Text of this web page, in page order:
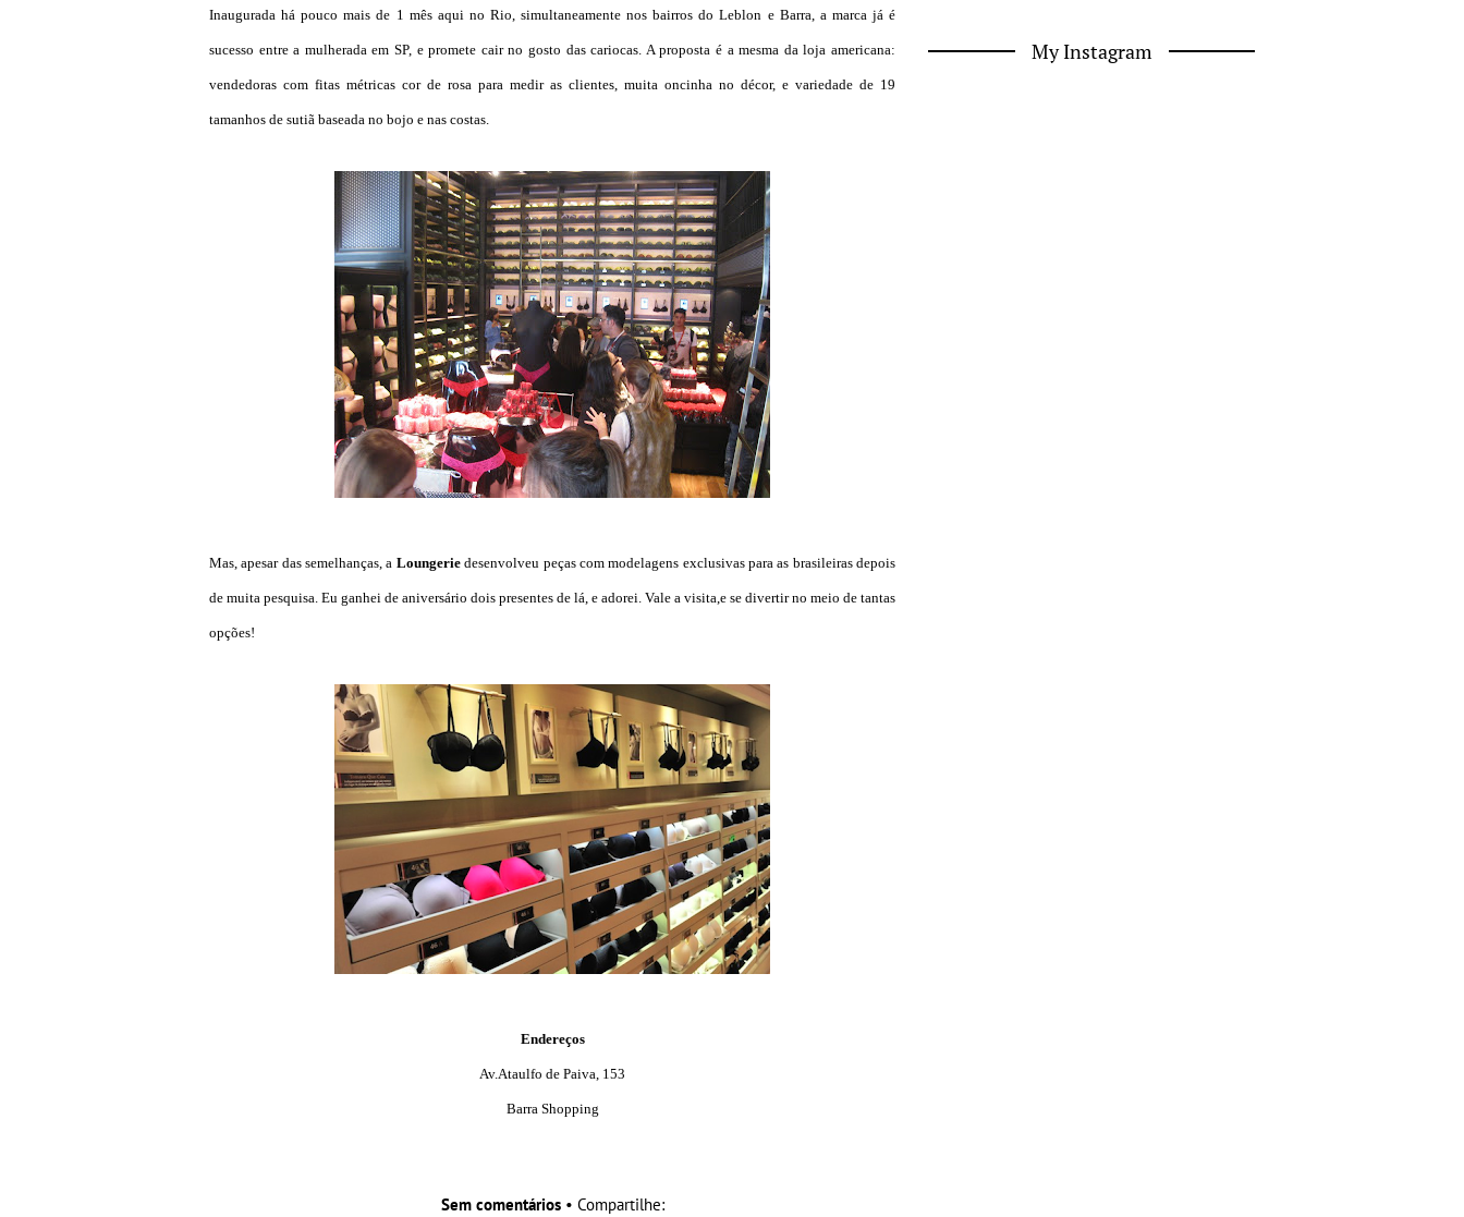
Inaugurada há pouco mais de 1 mês aqui no Rio, simultaneamente nos bairros do Leblon e Barra, a marca já é
sucesso entre a mulherada em SP, e promete cair no gosto das cariocas. A proposta é a mesma da loja americana:
vendedoras com fitas métricas cor de rosa para medir as clientes, muita oncinha no décor, e variedade de 19
tamanhos de sutiã baseada no bojo e nas costas.
Mas, apesar das semelhanças, a Loungeriedesenvolveu peças com modelagens exclusivas para as brasileiras depois
de muita pesquisa. Eu ganhei de aniversário dois presentes de lá, e adorei. Vale a visita,e se divertir no meio de tantas
opções!
Endereços
Av.Ataulfo de Paiva, 153
Barra Shopping
Sem comentários• Compartilhe:
My Instagram